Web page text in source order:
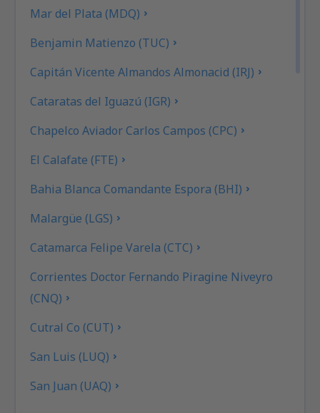
Mar del Plata (MDQ)
Benjamin Matienzo (TUC)
Capitán Vicente Almandos Almonacid (IRJ)
Cataratas del Iguazú (IGR)
Chapelco Aviador Carlos Campos (CPC)
El Calafate (FTE)
Bahia Blanca Comandante Espora (BHI)
Malargüe (LGS)
Catamarca Felipe Varela (CTC)
Corrientes Doctor Fernando Piragine Niveyro
(CNQ)
Cutral Co (CUT)
San Luis (LUQ)
San Juan (UAQ)